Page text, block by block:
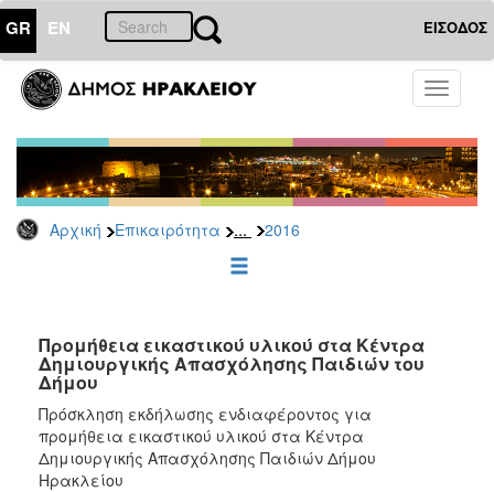
GR EN ΕΙΣΟΔΟΣ
Toggle
Αρχική Επικαιρότητα ... 2016
ΕΠΙΚΑΙΡΟΤΗΤΑ
-
Δημοπρασίες
Αρχείο
2026
2022
2020
2019
Προμήθεια εικαστικού υλικού στα Κέντρα
Δημιουργικής Απασχόλησης Παιδιών του
Δήμου
Πρόσκληση εκδήλωσης ενδιαφέροντος για
προμήθεια εικαστικού υλικού στα Κέντρα
Δημιουργικής Απασχόλησης Παιδιών Δήμου
Ηρακλείου